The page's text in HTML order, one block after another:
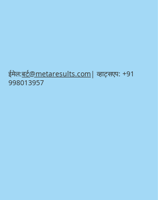
ईमेल:बर्ट@metaresults.com | व्हाट्सएप: +91
998013957